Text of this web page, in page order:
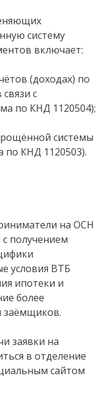
систему
включает:
(доходах) по
с
по КНД 1120504);
системы
по КНД 1120503).
на ОСН
получением
условия ВТБ
ипотеки и
более
заёмщиков.
заявки на
в отделение
сайтом